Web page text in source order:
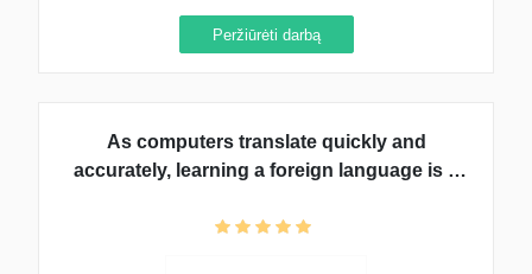
Peržiūrėti darbą
As computers translate quickly and
accurately, learning a foreign language is a